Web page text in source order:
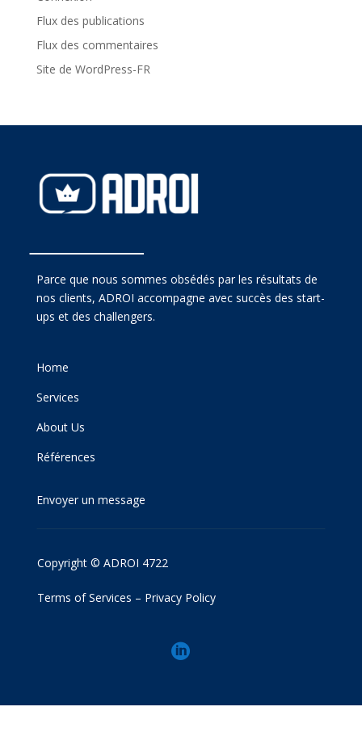
Flux des publications
Flux des commentaires
Site de WordPress-FR
Parce que nous sommes obsédés par les résultats de
nos clients, ADROI accompagne avec succès des start-
ups et des challengers.
Home
Services
About Us
Références
Envoyer un message
Copyright © ADROI 4722
Terms of Services – Privacy Policy
